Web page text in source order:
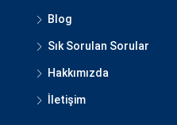
Blog
Sık Sorulan Sorular
Hakkımızda
İletişim